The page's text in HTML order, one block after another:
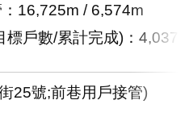
16,725m / 6,574m
標戶數/累計完成)：4,037
25號;前巷用戶接管)